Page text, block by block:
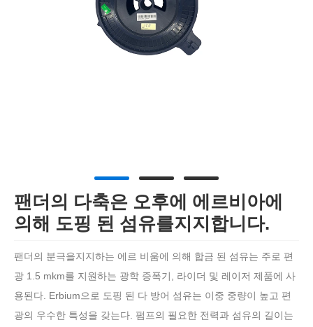
팬더의 다축은 오후에 에르비아에
의해 도핑 된 섬유를지지합니다.
팬더의 분극을지지하는 에르 비움에 의해 합금 된 섬유는 주로 편
광 1.5 mkm를 지원하는 광학 증폭기, 라이더 및 레이저 제품에 사
용된다. Erbium으로 도핑 된 다 방어 섬유는 이중 중량이 높고 편
광의 우수한 특성을 갖는다. 펌프의 필요한 전력과 섬유의 길이는